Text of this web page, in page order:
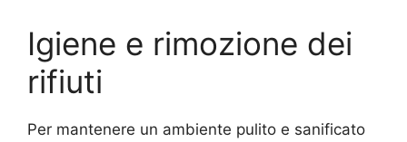
Igiene e rimozione dei
rifiuti
Per mantenere un ambiente pulito e sanificato